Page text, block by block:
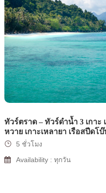
ทัวร์ตราด – ทัวร์ดำน้ำ 3 เกาะ
หวาย เกาะเหลายา เรือสปีดโ
5 ชั่วโมง
Availability : ทุกวัน